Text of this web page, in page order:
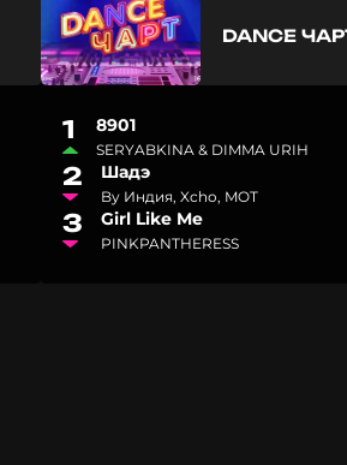
DANCE
1 8901
SERYABKINA & DIMMA URIH
2 Шадэ
By Индия, Xcho, MOT
3 Girl Like Me
PINKPANTHERESS